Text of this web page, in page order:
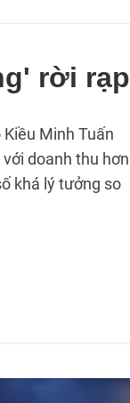
rời rạp
Minh Tuấn
doanh thu hơn
khá lý tưởng so